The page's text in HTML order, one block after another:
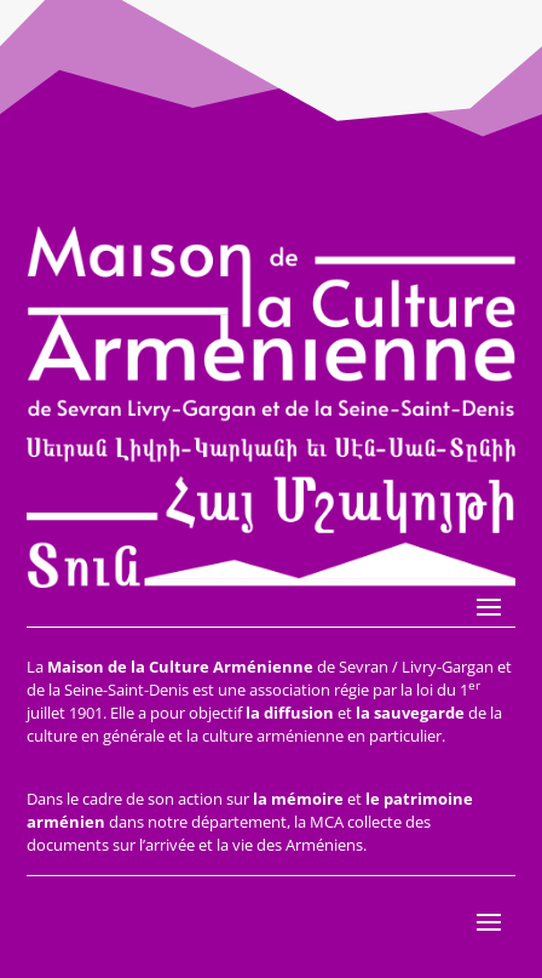
La Maison de la Culture Arméniennede Sevran / Livry-Gargan et
de la Seine-Saint-Denis est une association régie par la loi du 1er
juillet 1901. Elle a pour objectifla diffusion et la sauvegardede la
culture en générale et la culture arménienne en particulier.
Dans le cadre de son action sur la mémoireet le patrimoine
arménien dans notre département, la MCA collecte des
documents sur l’arrivée et la vie des Arméniens.